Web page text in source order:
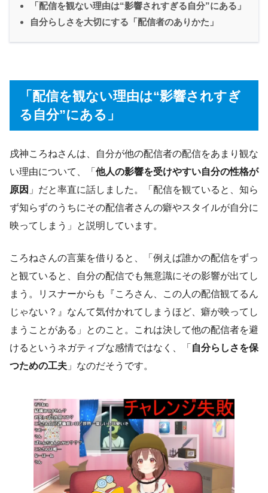
「配信を観ない理由は“影響されすぎる自分”にある」
自分らしさを大切にする「配信者のありかた」
「配信を観ない理由は“影響されすぎ
る自分”にある」
戌神ころねさんは、自分が他の配信者の配信をあまり観な
い理由について、「 他人の影響を受けやすい自分の性格が
原因 」だと率直に話しました。「配信を観ていると、知ら
ず知らずのうちにその配信者さんの癖やスタイルが自分に
映ってしまう」と説明しています。
ころねさんの言葉を借りると、「例えば誰かの配信をずっ
と観ていると、自分の配信でも無意識にその影響が出てし
まう。リスナーからも『ころさん、この人の配信観てるん
じゃない？』なんて気付かれてしまうほど、癖が映ってし
まうことがある」とのこと。これは決して他の配信者を避
けるというネガティブな感情ではなく、「 自分らしさを保
つための工夫 」なのだそうです。